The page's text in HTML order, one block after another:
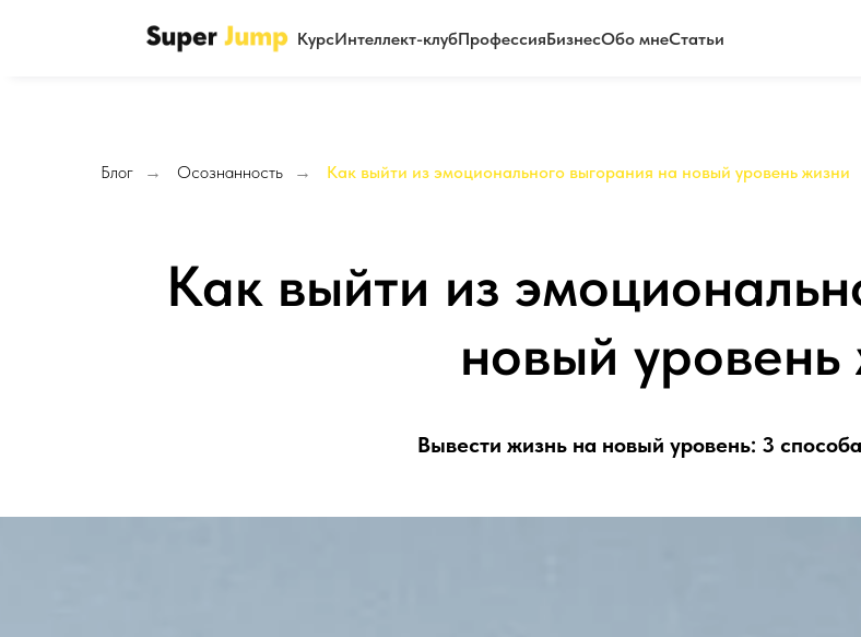
КурсИнтеллект-клубПрофессияБизнесОбо мнеСтатьи
Блог → Осознанность → Как выйти из эмоционального выгорания на новый уровень жизни
Как выйти из
новый уровень
Вывести жизнь на новый уровень: 3